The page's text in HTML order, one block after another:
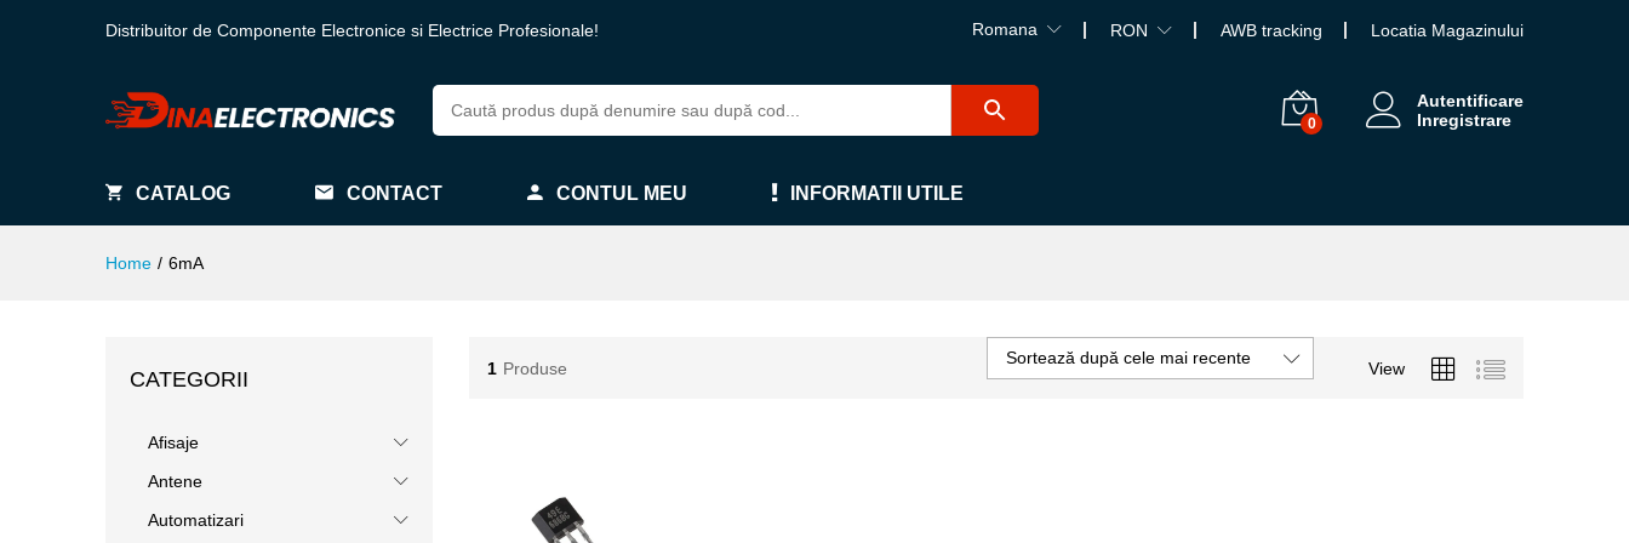
Distribuitor de Componente Electronice si Electrice Profesionale! Romana RON AWB tracking Locatia Magazinului
0
Autentificare
Inregistrare
CATALOG CONTACT CONTUL MEU INFORMATII UTILE
Home / 6mA
1 Produse View
Sortează după cele mai recente
CATEGORII
Afisaje
Antene
Automatizari